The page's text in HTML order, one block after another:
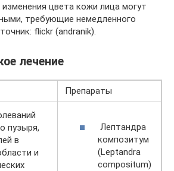
цвета кожи лица могут
требующие немедленного
flickr (andranik).
лечение
Препараты
пузыря,
в
и
Лептандра
композитум
(Leptandra
compositum)